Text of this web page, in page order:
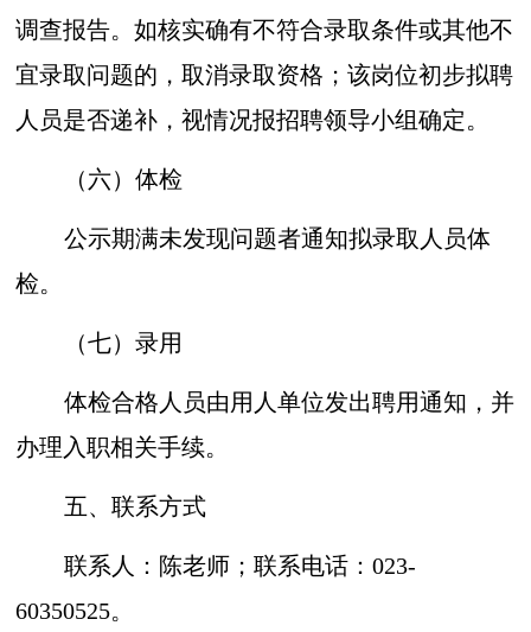
调查报告。如核实确有不符合录取条件或其他不
宜录取问题的，取消录取资格；该岗位初步拟聘
人员是否递补，视情况报招聘领导小组确定。
（六）体检
公示期满未发现问题者通知拟录取人员体
检。
（七）录用
体检合格人员由用人单位发出聘用通知，并
办理入职相关手续。
五、联系方式
联系人：陈老师；联系电话：023-
60350525。